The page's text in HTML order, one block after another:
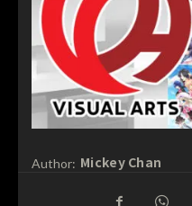
Author: Mickey Chan